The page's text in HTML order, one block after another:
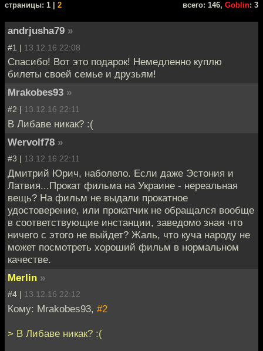
cтраницы: 1 | 2 всего: 146, Goblin: 3
andrjusha79 »
#1 | 13.12.16 22:08
Спасибо! Вот это подарок! Немедленно куплю
билеты своей семье и друзьям!
Mrakobes93 »
#2 | 13.12.16 22:11
В Либаве никак? :(
Wervolf78 »
#3 | 13.12.16 22:11
Дмитрий Юрич, наболело. Если даже Эстония и
Латвия...Прокат фильма на Украине - нереальная
вещь? На фильм не выдали прокатное
удостоверение, или прокатчик не обращался вообще
в соответствующие инстанции, заведомо зная что
ничего с этого не выйдет? Жаль, что куча народу не
может посмотреть хороший фильм в нормальном
качестве.
Merlin »
#4 | 13.12.16 22:12
Кому: Mrakobes93, #2
> В Либаве никак? :(